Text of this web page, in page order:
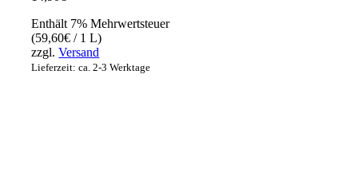
Enthält 7% Mehrwertsteuer
(59,60€ / 1 L)
zzgl.Versand
Lieferzeit: ca. 2-3 Werktage